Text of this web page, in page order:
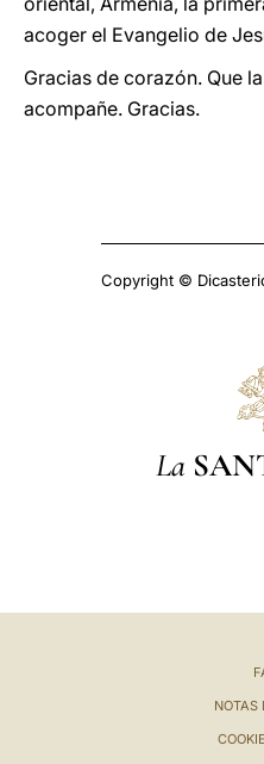
acoger el Evangelio de
Gracias de corazón. Que
acompañe. Gracias.
Copyright ©
La
NOTAS